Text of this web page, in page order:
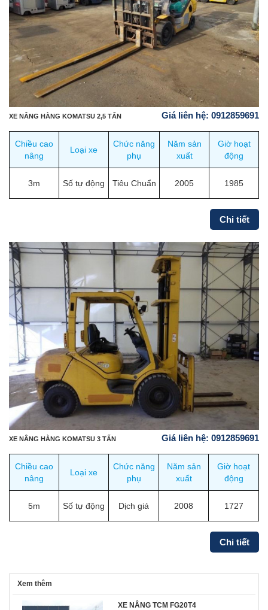
XE NÂNG HÀNG KOMATSU 2,5 TẤN Giá liên hệ: 0912859691
Chiều cao
nâng
Loại xe
Chức năng
phụ
Năm sản
xuất
Giờ hoạt
động
3m Số tự động Tiêu Chuẩn 2005 1985
Chi tiết
XE NÂNG HÀNG KOMATSU 3 TẤN Giá liên hệ: 0912859691
Chiều cao
nâng
Loại xe
Chức năng
phụ
Năm sản
xuất
Giờ hoạt
động
5m Số tự động Dịch giá 2008 1727
Chi tiết
Xem thêm
XE NÂNG TCM FG20T4